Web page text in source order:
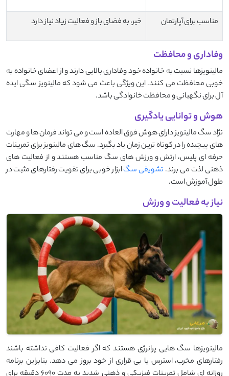
مناسب برای آپارتمان خیر، به فضای باز و فعالیت زیاد نیاز دارد
وفاداری و محافظت
مالینویزها نسبت به خانواده خود وفاداری بالایی دارند و از اعضای خانواده به
خوبی محافظت می کنند. این ویژگی باعث می شود که مالینویز سگی ایده
آل برای نگهبانی و محافظت خانوادگی باشد.
هوش و توانایی یادگیری
نژاد سگ مالینویز دارای هوش فوق العاده است و می تواند فرمان ها و مهارت
های پیچیده را در کوتاه ترین زمان یاد بگیرد. سگ های مالینویز برای تمرینات
حرفه ای پلیس، ارتش و ورزش های سگ مناسب هستند و از فعالیت های
ذهنی لذت می برند. تشویقی سگابزار خوبی برای تقویت رفتارهای مثبت در
طول آموزش است.
نیاز به فعالیت و ورزش
مالینویزها سگ هایی پرانرژی هستند که اگر فعالیت کافی نداشته باشند
رفتارهای مخرب، استرس یا بی قراری از خود بروز می دهد. بنابراین برنامه